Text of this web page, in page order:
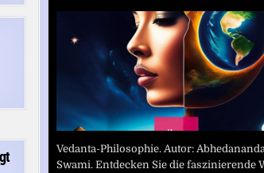
Vedanta-Philosophie. Autor:
Swami. Entdecken Sie die faszinierende